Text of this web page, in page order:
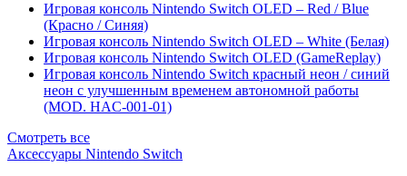
Игровая консоль Nintendo Switch OLED – Red / Blue
(Красно / Синяя)
Игровая консоль Nintendo Switch OLED – White (Белая)
Игровая консоль Nintendo Switch OLED (GameReplay)
Игровая консоль Nintendo Switch красный неон / синий
неон с улучшенным временем автономной работы
(MOD. HAC-001-01)
Смотреть все
Аксессуары Nintendo Switch